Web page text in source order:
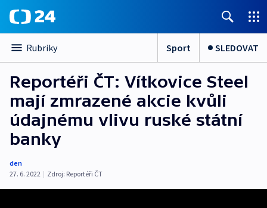
Rubriky Sport SLEDOVAT
Reportéři ČT: Vítkovice Steel
mají zmrazené akcie kvůli
údajnému vlivu ruské státní
banky
den
27. 6. 2022 | Zdroj: Reportéři ČT